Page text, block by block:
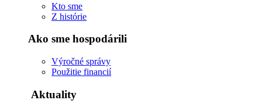
Kto sme
Z histórie
Ako sme hospodárili
Výročné správy
Použitie financií
Aktuality